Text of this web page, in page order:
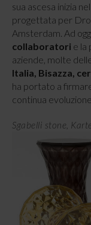
sua ascesa inizia
progettata per
Amsterdam. Ad
collaboratori e la
aziende, molte
Italia, Bisazza,
ha portato a
continua evoluzione.
Sgabelli stone,